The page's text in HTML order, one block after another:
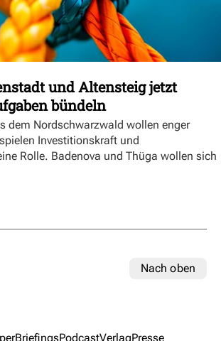
und Altensteig jetzt
bündeln
dem Nordschwarzwald wollen enger
Investitionskraft und
Rolle. Badenova und Thüga wollen sich
Nach oben
BriefingsPodcastVerlagPresse